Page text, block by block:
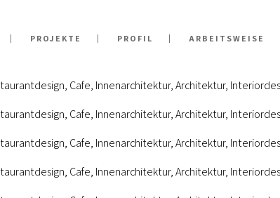
PROJEKTE PROFIL ARBEITSWEISE